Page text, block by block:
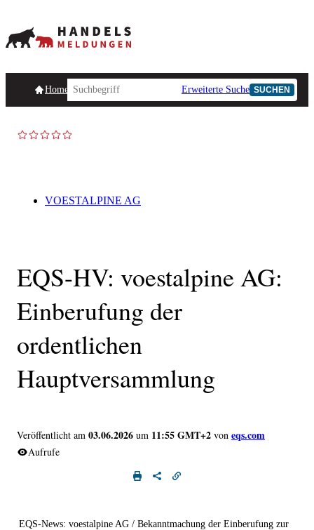
HomepageHandelsmeldungen Ad-Hoc-Meldungen
Erweiterte Suche SUCHEN
VOESTALPINE AG
EQS-HV: voestalpine AG:
Einberufung der
ordentlichen
Hauptversammlung
Veröffentlicht am 03.06.2026 um 11:55 GMT+2 von eqs.com
Aufrufe
EQS-News: voestalpine AG / Bekanntmachung der Einberufung zur